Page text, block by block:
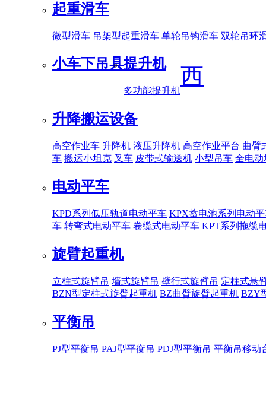
起重滑车
微型滑车 吊架型起重滑车 单轮吊钩滑车 双轮吊环
小车下吊具提升机
多功能提升机
升降搬运设备
高空作业车 升降机 液压升降机 高空作业平台 曲臂
车 搬运小坦克 叉车 皮带式输送机 小型吊车 全电动
电动平车
KPD系列低压轨道电动平车 KPX蓄电池系列电动
车 转弯式电动平车 卷缆式电动平车 KPT系列拖缆
旋臂起重机
立柱式旋臂吊 墙式旋臂吊 壁行式旋臂吊 定柱式悬
BZN型定柱式旋臂起重机 BZ曲臂旋臂起重机 BZY
平衡吊
PJ型平衡吊 PAJ型平衡吊 PDJ型平衡吊 平衡吊移动
西